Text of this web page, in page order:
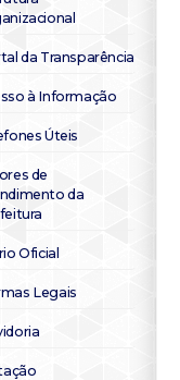
da Transparência
à Informação
Úteis
de
da
Oficial
Legais